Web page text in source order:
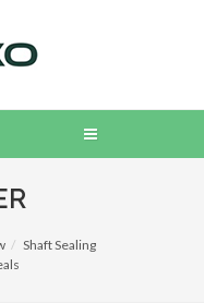
Shaft Sealing